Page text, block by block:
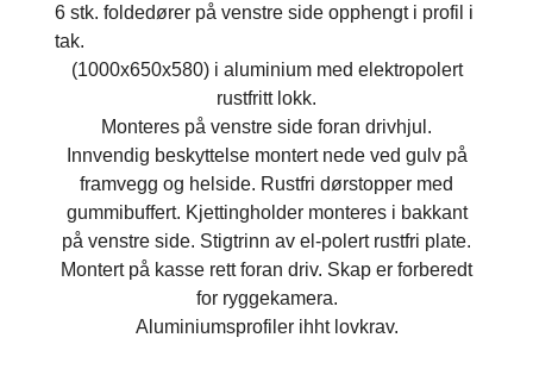
6 stk. foldedører på venstre side opphengt i profil i
tak.
(1000x650x580) i aluminium med elektropolert
rustfritt lokk.
Monteres på venstre side foran drivhjul.
Innvendig beskyttelse montert nede ved gulv på
framvegg og helside. Rustfri dørstopper med
gummibuffert. Kjettingholder monteres i bakkant
på venstre side. Stigtrinn av el-polert rustfri plate.
Montert på kasse rett foran driv. Skap er forberedt
for ryggekamera.
Aluminiumsprofiler ihht lovkrav.